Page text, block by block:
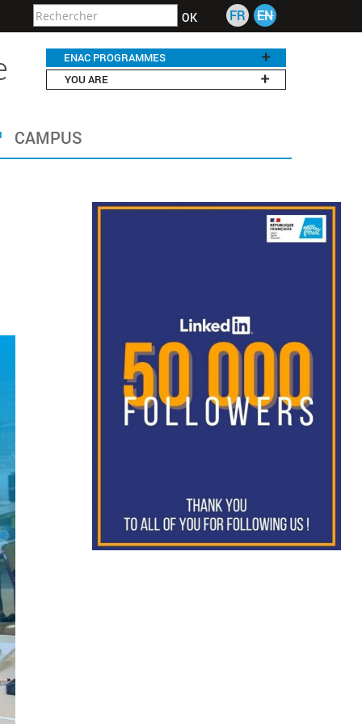
OK FR EN
ENAC PROGRAMMES
YOU ARE
CAMPUS